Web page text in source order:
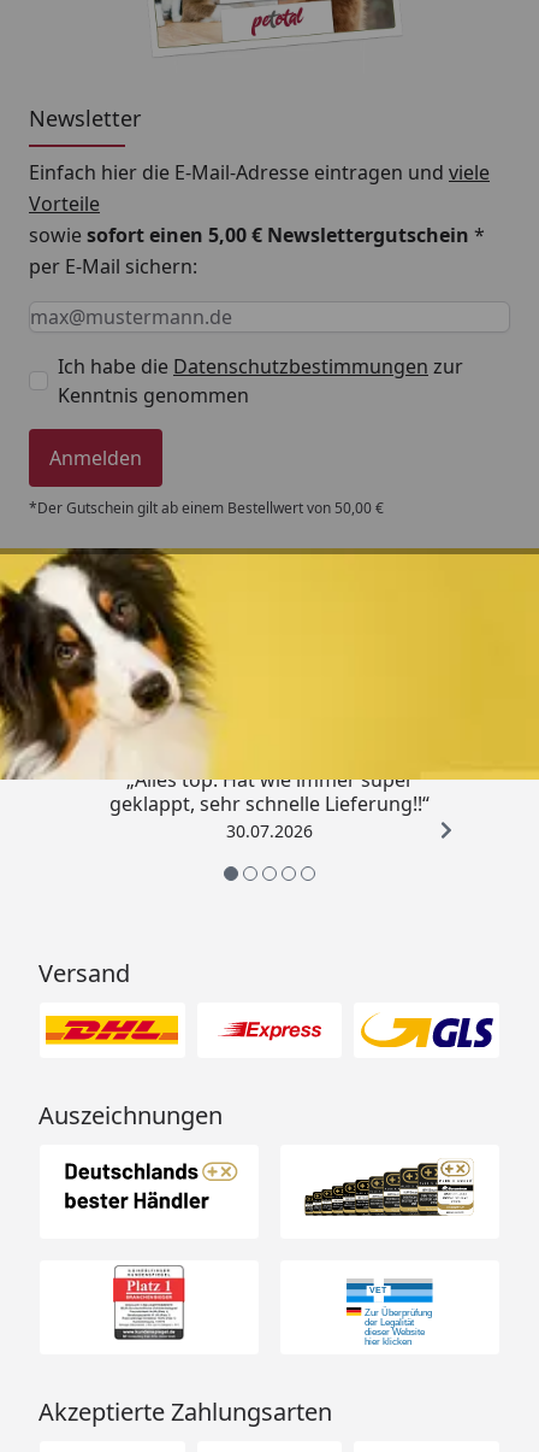
Newsletter
Einfach hier die E-Mail-Adresse eintragen und viele
Vorteile
sowiesofort einen 5,00 € Newslettergutschein *
per E-Mail sichern:
Keine Eingabe erforderlich
Eingabe erforderlich
E-Mail *
Ich habe die Datenschutzbestimmungen zur
Kenntnis genommen
Anmelden
*Der Gutschein gilt ab einem Bestellwert von 50,00 €
Trusted Shops
„Alles top. Hat wie immer super
geklappt, sehr schnelle Lieferung!!“
30.07.2026
Versand
Auszeichnungen
Akzeptierte Zahlungsarten